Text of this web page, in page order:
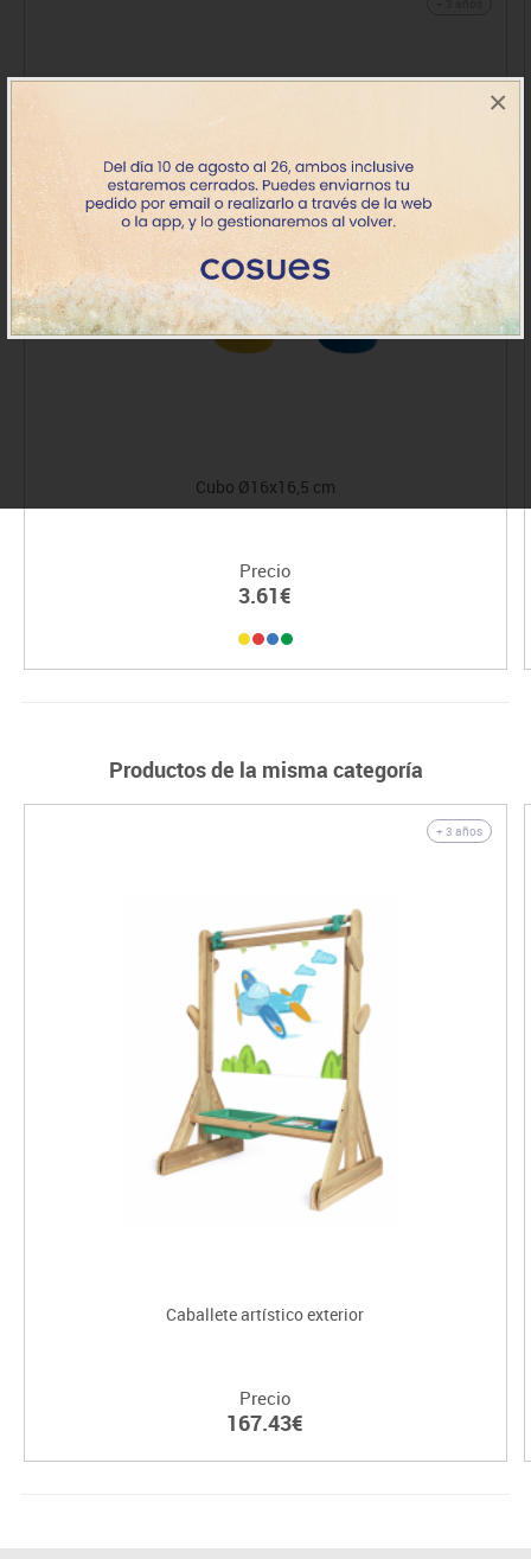
×
Cubo Ø16x16,5 cm
Precio
3.61€
Productos de la misma categoría
+ 3 años
Caballete artístico exterior
Precio
167.43€